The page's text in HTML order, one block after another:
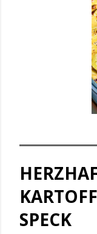
SPECK